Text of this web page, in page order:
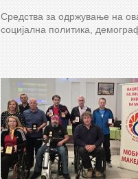
Средства за одржување на
социјална политика,